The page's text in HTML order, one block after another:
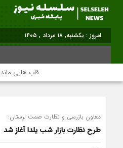
برابر با : Sunday - 9 August - 2026
قاب هایی
معاون بازرسی و نظارت صمت لرستان:
طرح نظارت بازار شب یلدا آغاز شد